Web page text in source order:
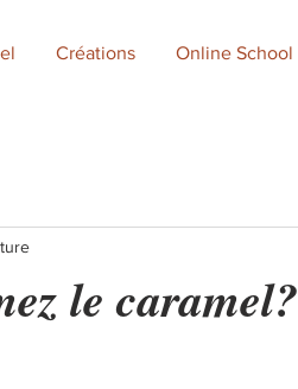
Créations Online School
le caramel?